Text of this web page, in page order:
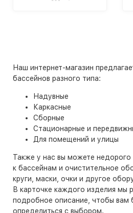
Наш интернет-магазин
бассейнов разного типа:
Надувные
Каркасные
Сборные
Стационарные и
Для помещений и улицы
Также у нас вы можете
к бассейнам и очистительное
круги, маски, очки и другое
В карточке каждого изделия мы
подробное описание, чтобы вам
определиться с выбором.